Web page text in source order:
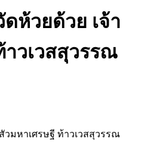
ห้วยด้วย เจ้า
าวเวสสุวรรณ
มหาเศรษฐี ท้าวเวสสุวรรณ